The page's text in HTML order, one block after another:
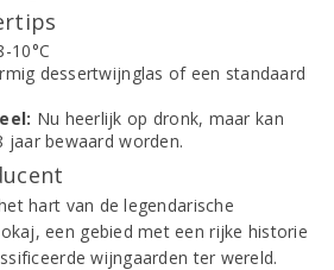
10°C
dessertwijnglas of een standaard
Nu heerlijk op dronk, maar kan
jaar bewaard worden.
hart van de legendarische
een gebied met een rijke historie
wijngaarden ter wereld.